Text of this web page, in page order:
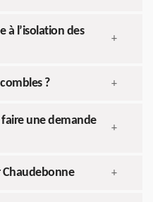
à l’isolation des
+
? +
une demande
+
Chaudebonne +